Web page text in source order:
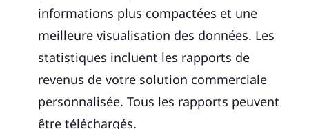
informations plus compactées et une
meilleure visualisation des données. Les
statistiques incluent les rapports de
revenus de votre solution commerciale
personnalisée. Tous les rapports peuvent
être téléchargés.